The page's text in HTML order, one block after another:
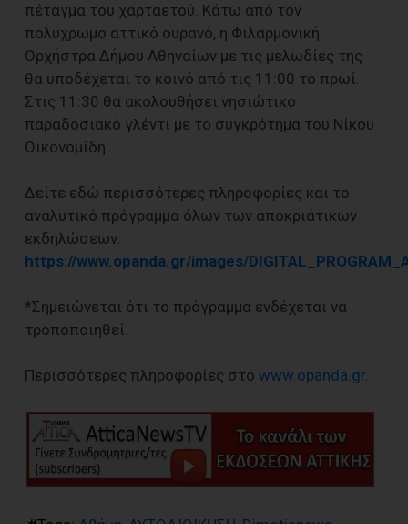
πέταγμα του χαρταετού. Κάτω από τον
πολύχρωμο αττικό ουρανό, η Φιλαρμονική
Ορχήστρα Δήμου Αθηναίων με τις μελωδίες της
θα υποδέχεται το κοινό από τις 11:00 το πρωί.
Στις 11:30 θα ακολουθήσει νησιώτικο
παραδοσιακό γλέντι με το συγκρότημα του Νίκου
Οικονομίδη.
Δείτε εδώ περισσότερες πληροφορίες και το
αναλυτικό πρόγραμμα όλων των αποκριάτικων
εκδηλώσεων:
https://www.opanda.gr/images/
*Σημειώνεται ότι το πρόγραμμα ενδέχεται να
τροποποιηθεί.
Περισσότερες πληροφορίες στο www.opanda.gr.